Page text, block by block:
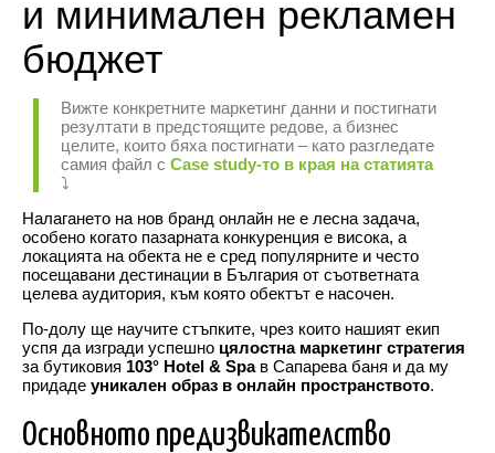
и минимален рекламен
бюджет
Вижте конкретните маркетинг данни и постигнати
резултати в предстоящите редове, а бизнес
целите, които бяха постигнати – като разгледате
самия файл с Case study-то в края на статията
⤵️
Налагането на нов бранд онлайн не е лесна задача,
особено когато пазарната конкуренция е висока, а
локацията на обекта не е сред популярните и често
посещавани дестинации в България от съответната
целева аудитория, към която обектът е насочен.
По-долу ще научите стъпките, чрез които нашият екип
успя да изгради успешно цялостна маркетинг стратегия
за бутиковия 103° Hotel & Spав Сапарева баня и да му
придаде уникален образ в онлайн пространството.
Основното предизвикателство